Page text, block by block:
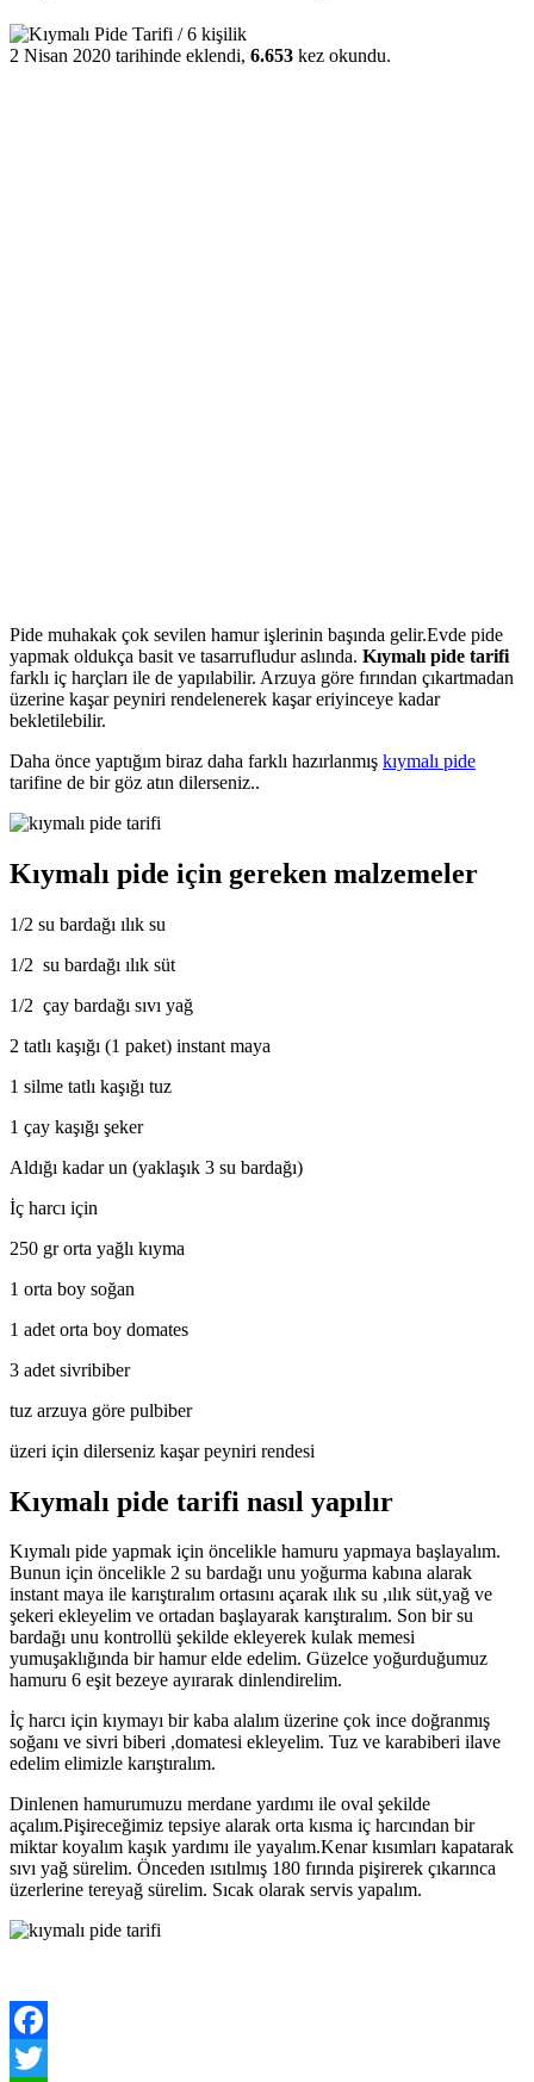
2 Nisan 2020 tarihinde eklendi, 6.653 kez okundu.
Pide muhakak çok sevilen hamur işlerinin başında gelir.Evde pide
yapmak oldukça basit ve tasarrufludur aslında. Kıymalı pide tarifi
farklı iç harçları ile de yapılabilir. Arzuya göre fırından çıkartmadan
üzerine kaşar peyniri rendelenerek kaşar eriyinceye kadar
bekletilebilir.
Daha önce yaptığım biraz daha farklı hazırlanmış kıymalı pide
tarifine de bir göz atın dilerseniz..
Kıymalı pide için gereken malzemeler
1/2 su bardağı ılık su
1/2 su bardağı ılık süt
1/2 çay bardağı sıvı yağ
2 tatlı kaşığı (1 paket) instant maya
1 silme tatlı kaşığı tuz
1 çay kaşığı şeker
Aldığı kadar un (yaklaşık 3 su bardağı)
İç harcı için
250 gr orta yağlı kıyma
1 orta boy soğan
1 adet orta boy domates
3 adet sivribiber
tuz arzuya göre pulbiber
üzeri için dilerseniz kaşar peyniri rendesi
Kıymalı pide tarifi nasıl yapılır
Kıymalı pide yapmak için öncelikle hamuru yapmaya başlayalım.
Bunun için öncelikle 2 su bardağı unu yoğurma kabına alarak
instant maya ile karıştıralım ortasını açarak ılık su ,ılık süt,yağ ve
şekeri ekleyelim ve ortadan başlayarak karıştıralım. Son bir su
bardağı unu kontrollü şekilde ekleyerek kulak memesi
yumuşaklığında bir hamur elde edelim. Güzelce yoğurduğumuz
hamuru 6 eşit bezeye ayırarak dinlendirelim.
İç harcı için kıymayı bir kaba alalım üzerine çok ince doğranmış
soğanı ve sivri biberi ,domatesi ekleyelim. Tuz ve karabiberi ilave
edelim elimizle karıştıralım.
Dinlenen hamurumuzu merdane yardımı ile oval şekilde
açalım.Pişireceğimiz tepsiye alarak orta kısma iç harcından bir
miktar koyalım kaşık yardımı ile yayalım.Kenar kısımları kapatarak
sıvı yağ sürelim. Önceden ısıtılmış 180 fırında pişirerek çıkarınca
üzerlerine tereyağ sürelim. Sıcak olarak servis yapalım.
Facebook